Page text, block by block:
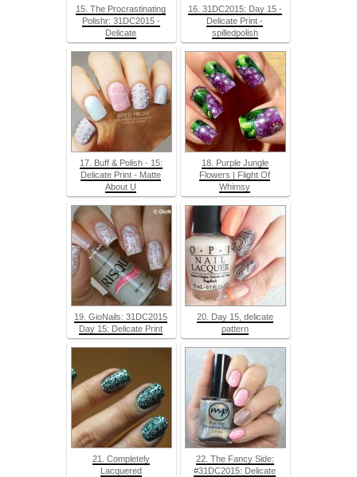
15. The Procrastinating
Polishr: 31DC2015 -
Delicate
16. 31DC2015: Day 15 -
Delicate Print -
spilledpolish
17. Buff & Polish - 15:
Delicate Print - Matte
About U
18. Purple Jungle
Flowers | Flight Of
Whimsy
19. GioNails: 31DC2015
Day 15: Delicate Print
20. Day 15, delicate
pattern
21. Completely
Lacquered
22. The Fancy Side:
#31DC2015: Delicate